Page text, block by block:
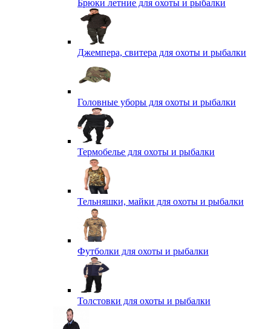
Брюки летние для охоты и рыбалки
Джемпера, свитера для охоты и рыбалки
Головные уборы для охоты и рыбалки
Термобелье для охоты и рыбалки
Тельняшки, майки для охоты и рыбалки
Футболки для охоты и рыбалки
Толстовки для охоты и рыбалки